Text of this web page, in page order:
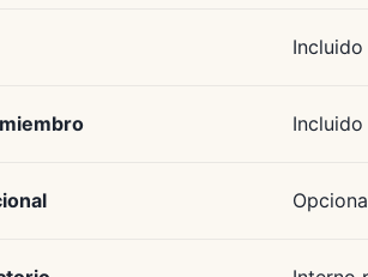
Incluido
Incluido